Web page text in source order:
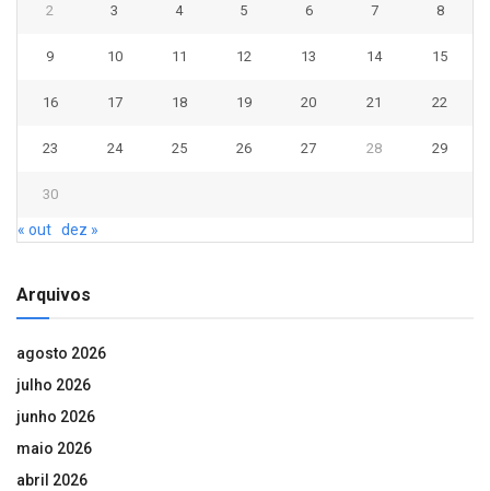
2 3 4 5 6 7 8
9 10 11 12 13 14 15
16 17 18 19 20 21 22
23 24 25 26 27 28 29
30
« out dez »
Arquivos
agosto 2026
julho 2026
junho 2026
maio 2026
abril 2026